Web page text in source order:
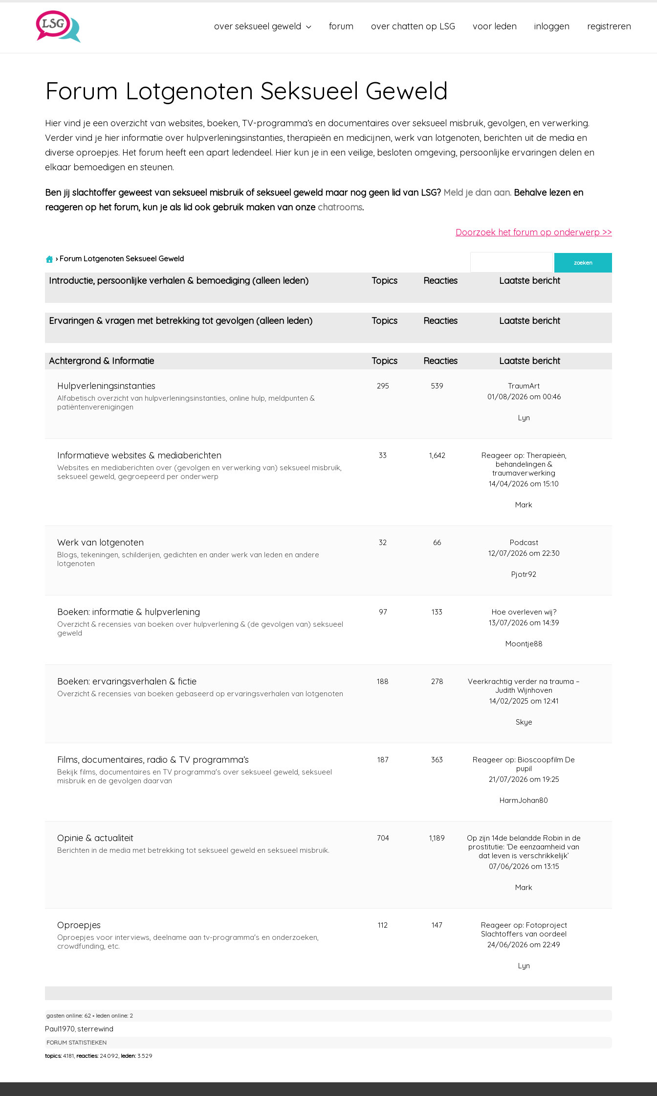
over seksueel geweld forum over chatten op LSG voor leden inloggen registreren
Forum Lotgenoten Seksueel Geweld​
Hier vind je een overzicht van websites, boeken, TV-programma’s en documentaires over seksueel misbruik, gevolgen, en verwerking.
Verder vind je hier informatie over hulpverleningsinstanties, therapieën en medicijnen, werk van lotgenoten, berichten uit de media en
diverse oproepjes. Het forum heeft een apart ledendeel. Hier kun je in een veilige, besloten omgeving, persoonlijke ervaringen delen en
elkaar bemoedigen en steunen.
Ben jij slachtoffer geweest van seksueel misbruik of seksueel geweld maar nog geen lid van LSG? Meld je dan aan. Behalve lezen en
reageren op het forum, kun je als lid ook gebruik maken van onze chatrooms.
Doorzoek het forum op onderwerp >>
› Forum Lotgenoten Seksueel Geweld
Introductie, persoonlijke verhalen & bemoediging (alleen leden) Topics Reacties Laatste bericht
Ervaringen & vragen met betrekking tot gevolgen (alleen leden) Topics Reacties Laatste bericht
Achtergrond & Informatie Topics Reacties Laatste bericht
Hulpverleningsinstanties
Alfabetisch overzicht van hulpverleningsinstanties, online hulp, meldpunten &
patiëntenverenigingen
295 539
TraumArt
01/08/2026 om 00:46
Lyn
Informatieve websites & mediaberichten
Websites en mediaberichten over (gevolgen en verwerking van) seksueel misbruik,
seksueel geweld, gegroepeerd per onderwerp
33 1,642
Reageer op: Therapieën,
behandelingen &
traumaverwerking
14/04/2026 om 15:10
Mark
Werk van lotgenoten
Blogs, tekeningen, schilderijen, gedichten en ander werk van leden en andere
lotgenoten
32 66
Podcast
12/07/2026 om 22:30
Pjotr92
Boeken: informatie & hulpverlening
Overzicht & recensies van boeken over hulpverlening & (de gevolgen van) seksueel
geweld
97 133
Hoe overleven wij?
13/07/2026 om 14:39
Moontje88
Boeken: ervaringsverhalen & fictie
Overzicht & recensies van boeken gebaseerd op ervaringsverhalen van lotgenoten
188 278
Veerkrachtig verder na trauma –
Judith Wijnhoven
14/02/2025 om 12:41
Skye
Films, documentaires, radio & TV programma’s
Bekijk films, documentaires en TV programma's over seksueel geweld, seksueel
misbruik en de gevolgen daarvan
187 363
Reageer op: Bioscoopfilm De
pupil
21/07/2026 om 19:25
HarmJohan80
Opinie & actualiteit
Berichten in de media met betrekking tot seksueel geweld en seksueel misbruik.
704 1,189
Op zijn 14de belandde Robin in de
prostitutie: ‘De eenzaamheid van
dat leven is verschrikkelijk’
07/06/2026 om 13:15
Mark
Oproepjes
Oproepjes voor interviews, deelname aan tv-programma's en onderzoeken,
crowdfunding, etc.
112 147
Reageer op: Fotoproject
Slachtoffers van oordeel
24/06/2026 om 22:49
Lyn
gasten online: 62 ▪︎ leden online: 2
Paul1970 sterrewind
FORUM STATISTIEKEN
topics: 4.181, reacties: 24.092, leden: 3.529